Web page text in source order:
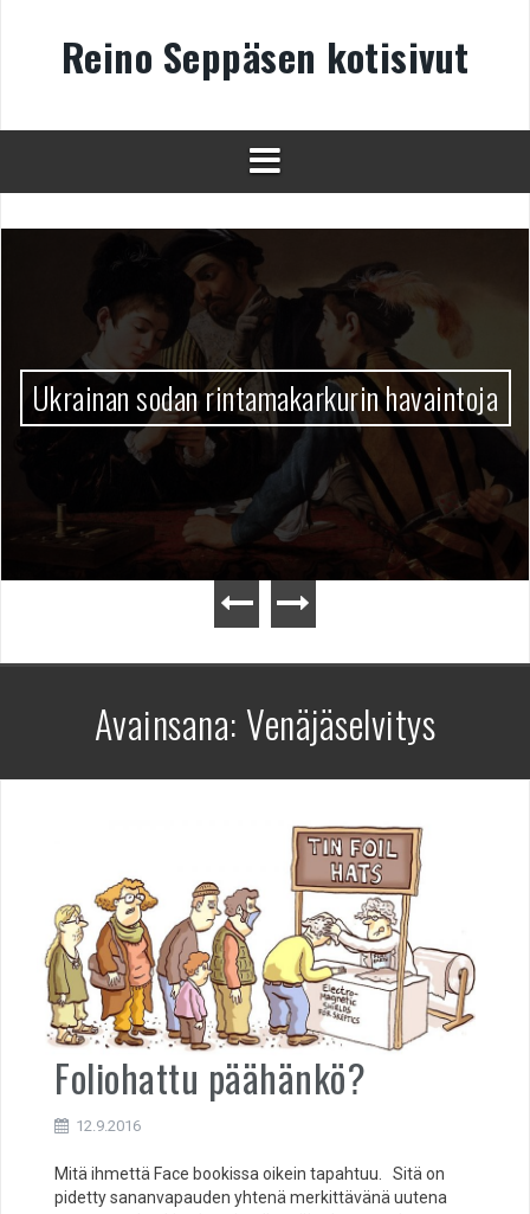
Reino Seppäsen kotisivut
Ukrainan sodan rintamakarkurin havaintoja
Avainsana:Venäjäselvitys
Foliohattu päähänkö?
12.9.2016
Mitä ihmettä Face bookissa oikein tapahtuu. Sitä on
pidetty sananvapauden yhtenä merkittävänä uutena